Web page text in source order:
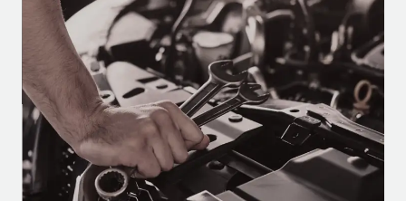
Motores para climatização,
desembaçadores e limpadores de
ônibus, vans e caminhões.